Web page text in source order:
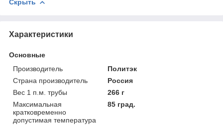
Скрыть
Характеристики
Основные
Производитель
Политэк
Страна производитель
Россия
Вес 1 п.м. трубы
266 г
Максимальная
кратковременно
допустимая температура
85 град.